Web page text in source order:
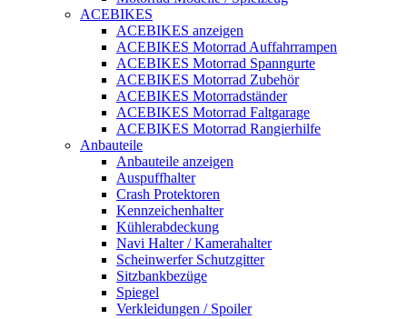
ACEBIKES
ACEBIKES anzeigen
ACEBIKES Motorrad Auffahrrampen
ACEBIKES Motorrad Spanngurte
ACEBIKES Motorrad Zubehör
ACEBIKES Motorradständer
ACEBIKES Motorrad Faltgarage
ACEBIKES Motorrad Rangierhilfe
Anbauteile
Anbauteile anzeigen
Auspuffhalter
Crash Protektoren
Kennzeichenhalter
Kühlerabdeckung
Navi Halter / Kamerahalter
Scheinwerfer Schutzgitter
Sitzbankbezüge
Spiegel
Verkleidungen / Spoiler